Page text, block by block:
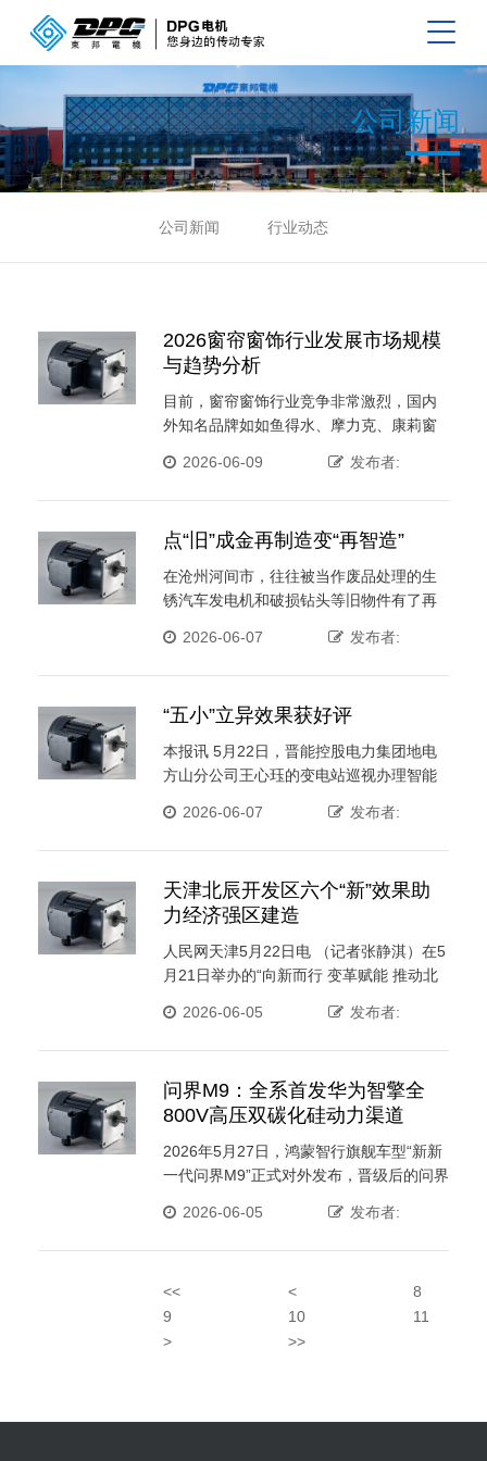
公司新闻
公司新闻 行业动态
2026窗帘窗饰行业发展市场规模
与趋势分析
目前，窗帘窗饰行业竞争非常激烈，国内
外知名品牌如如鱼得水、摩力克、康莉窗
2026-06-09 发布者:
点“旧”成金再制造变“再智造”
在沧州河间市，往往被当作废品处理的生
锈汽车发电机和破损钻头等旧物件有了再
2026-06-07 发布者:
“五小”立异效果获好评
本报讯 5月22日，晋能控股电力集团地电
方山分公司王心珏的变电站巡视办理智能
2026-06-07 发布者:
天津北辰开发区六个“新”效果助
力经济强区建造
人民网天津5月22日电 （记者张静淇）在5
月21日举办的“向新而行 变革赋能 推动北
2026-06-05 发布者:
问界M9：全系首发华为智擎全
800V高压双碳化硅动力渠道
2026年5月27日，鸿蒙智行旗舰车型“新新
一代问界M9”正式对外发布，晋级后的问界
2026-06-05 发布者:
<< <
8
9
10
11
>
>>